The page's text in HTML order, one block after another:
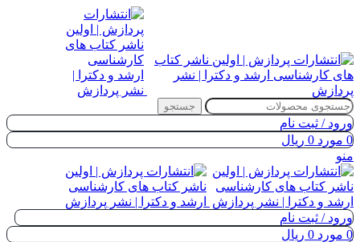
جستجو
ورود / ثبت نام
0 مورد 0 ریال
منو
ورود / ثبت نام
0 مورد 0 ریال